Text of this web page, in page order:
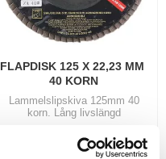
FLAPDISK 125 X 22,23 MM
40 KORN
Lammelslipskiva 125mm 40
korn. Lång livslängd